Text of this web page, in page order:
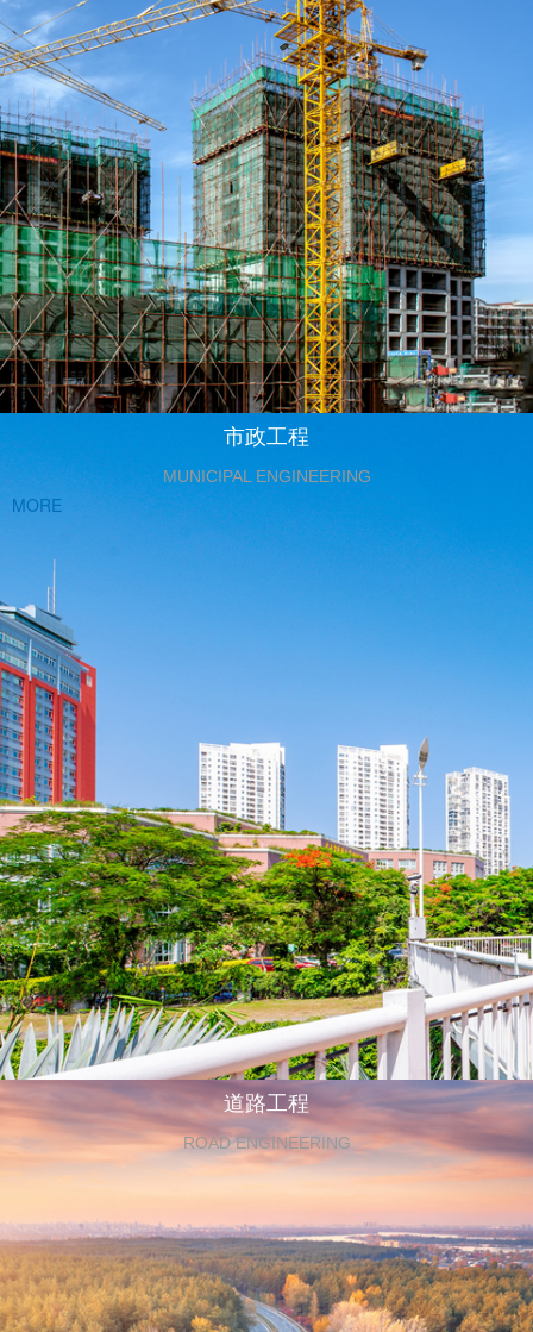
市政工程
MUNICIPAL ENGINEERING
MORE
道路工程
ROAD ENGINEERING